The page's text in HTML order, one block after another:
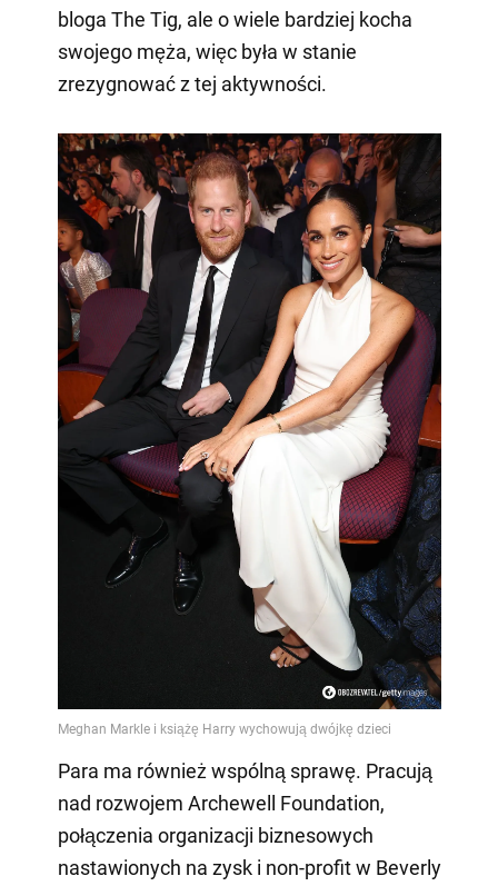
bloga The Tig, ale o wiele bardziej kocha
swojego męża, więc była w stanie
zrezygnować z tej aktywności.
Para ma również wspólną sprawę. Pracują
nad rozwojem Archewell Foundation,
połączenia organizacji biznesowych
nastawionych na zysk i non-profit w Beverly